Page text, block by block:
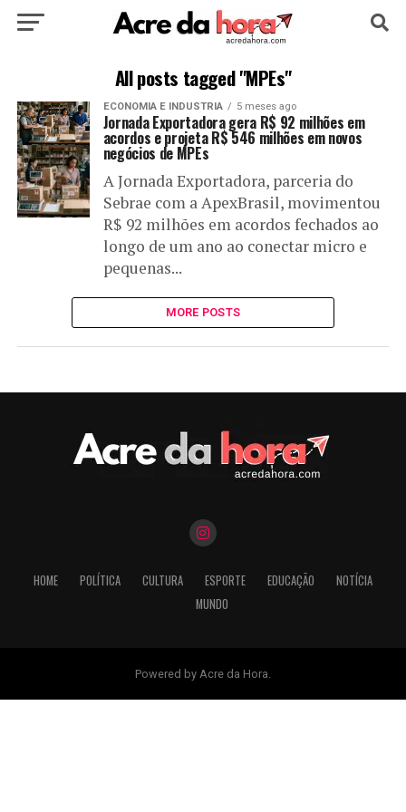
POLÍTICA CULTURA ESPORTE
EDUCAÇÃO NOTÍCIA MUNDO
All posts tagged "MPEs"
ECONOMIA E INDUSTRIA 5 meses ago
Jornada Exportadora gera R$ 92 milhões em
acordos e projeta R$ 546 milhões em novos
negócios de MPEs
A Jornada Exportadora, parceria do
Sebrae com a ApexBrasil, movimentou
R$ 92 milhões em acordos fechados ao
longo de um ano ao conectar micro e
pequenas...
MORE POSTS
HOME POLÍTICA CULTURA ESPORTE EDUCAÇÃO
NOTÍCIA
MUNDO
Powered by Acre da Hora.